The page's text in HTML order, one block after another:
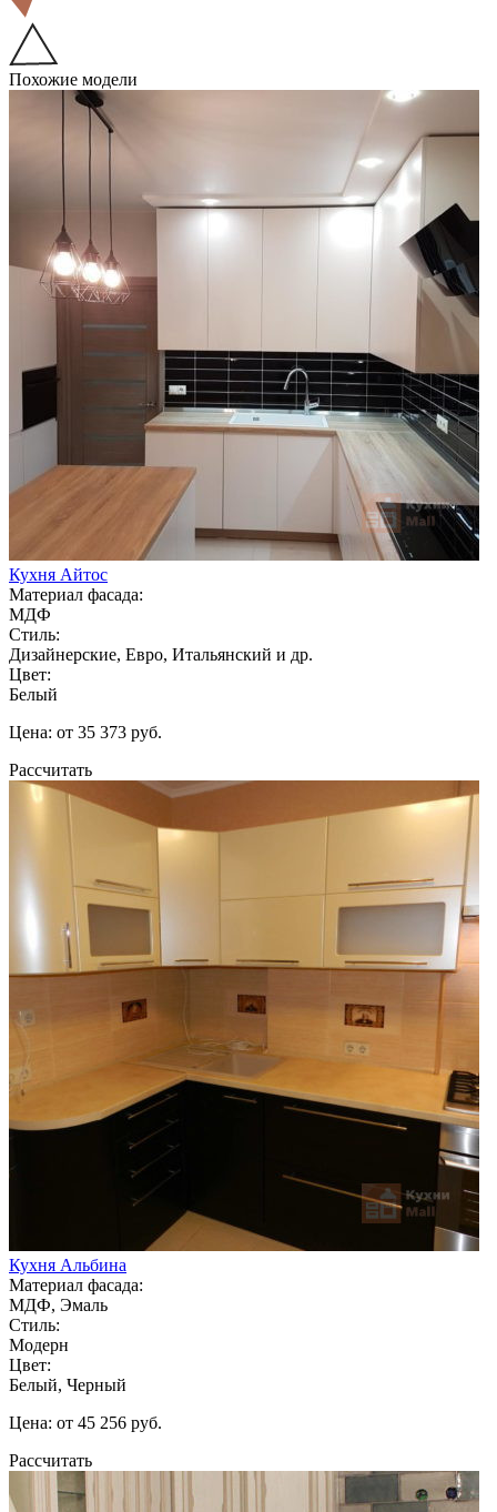
Похожие модели
Кухня Айтос
Материал фасада:
МДФ
Стиль:
Дизайнерские, Евро, Итальянский и др.
Цвет:
Белый
Цена: от 35 373 руб.
Рассчитать
Кухня Альбина
Материал фасада:
МДФ, Эмаль
Стиль:
Модерн
Цвет:
Белый, Черный
Цена: от 45 256 руб.
Рассчитать